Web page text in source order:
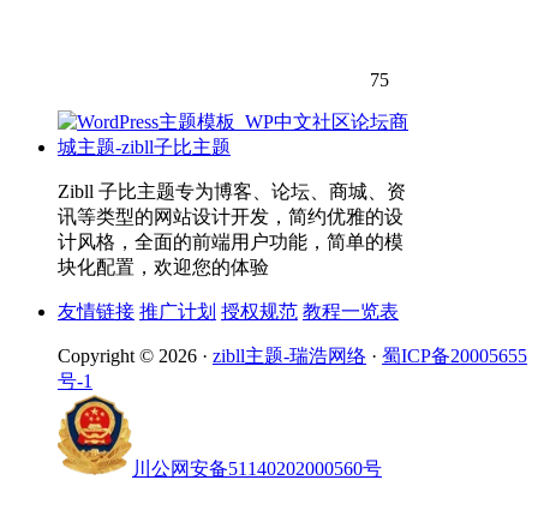
75
Zibll 子比主题专为博客、论坛、商城、资
讯等类型的网站设计开发，简约优雅的设
计风格，全面的前端用户功能，简单的模
块化配置，欢迎您的体验
友情链接 推广计划 授权规范 教程一览表
Copyright © 2026 · zibll主题-瑞浩网络 · 蜀ICP备20005655
号-1
川公网安备51140202000560号